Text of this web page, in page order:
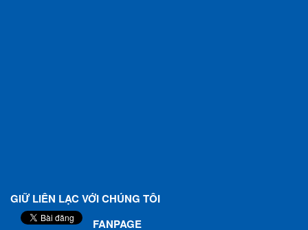
GIỮ LIÊN LẠC VỚI CHÚNG TÔI
FANPAGE